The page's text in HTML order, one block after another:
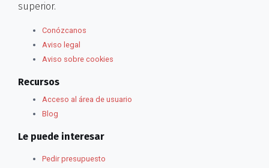
superior.
Conózcanos
Aviso legal
Aviso sobre cookies
Recursos
Acceso al área de usuario
Blog
Le puede interesar
Pedir presupuesto